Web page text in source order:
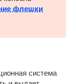
флешки
система